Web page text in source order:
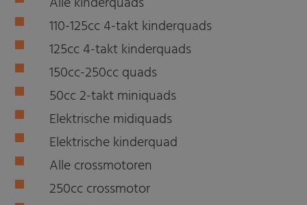
110-125cc 4-takt kinderquads
125cc 4-takt kinderquads
150cc-250cc quads
50cc 2-takt miniquads
Elektrische midiquads
Elektrische kinderquad
Alle crossmotoren
250cc crossmotor